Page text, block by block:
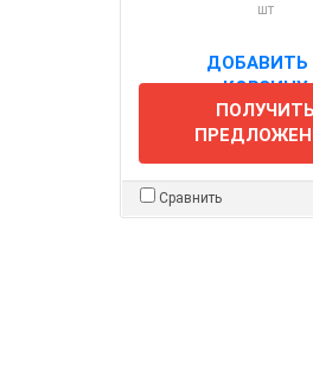
шт
ДОБАВИТЬ
КОРЗИНУ
ПОЛУЧИТЬ
Сравнить